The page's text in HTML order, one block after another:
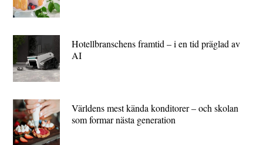
Hotellbranschens framtid – i en tid präglad av
AI
Världens mest kända konditorer – och skolan
som formar nästa generation